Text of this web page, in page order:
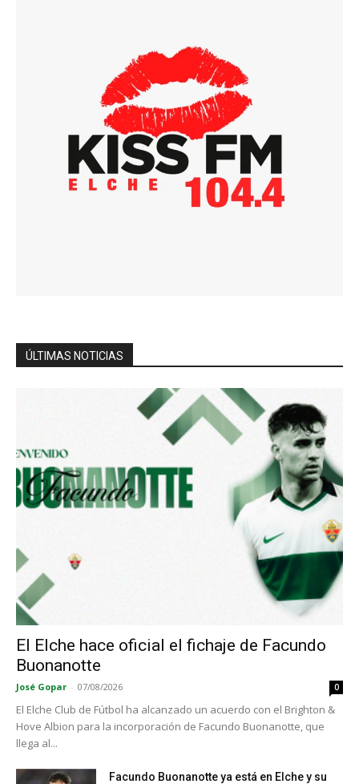
ÚLTIMAS NOTICIAS
El Elche hace oficial el fichaje de Facundo
Buonanotte
José Gopar - 07/08/2026 0
El Elche Club de Fútbol ha alcanzado un acuerdo con el Brighton &
Hove Albion para la incorporación de Facundo Buonanotte, que
llega al...
Facundo Buonanotte ya está en Elche y su